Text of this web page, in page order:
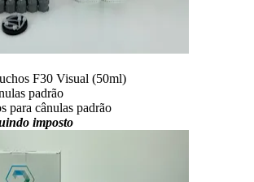
F30 Visual (50ml)
padrão
para cânulas padrão
imposto